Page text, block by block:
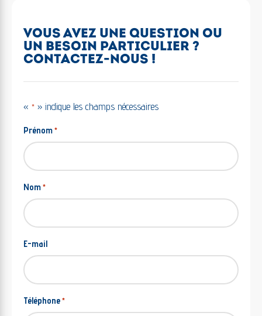
VOUS AVEZ UNE QUESTION OU
UN BESOIN PARTICULIER ?
CONTACTEZ-NOUS !
« * » indique les champs nécessaires
Prénom *
Nom *
E-mail
Téléphone *